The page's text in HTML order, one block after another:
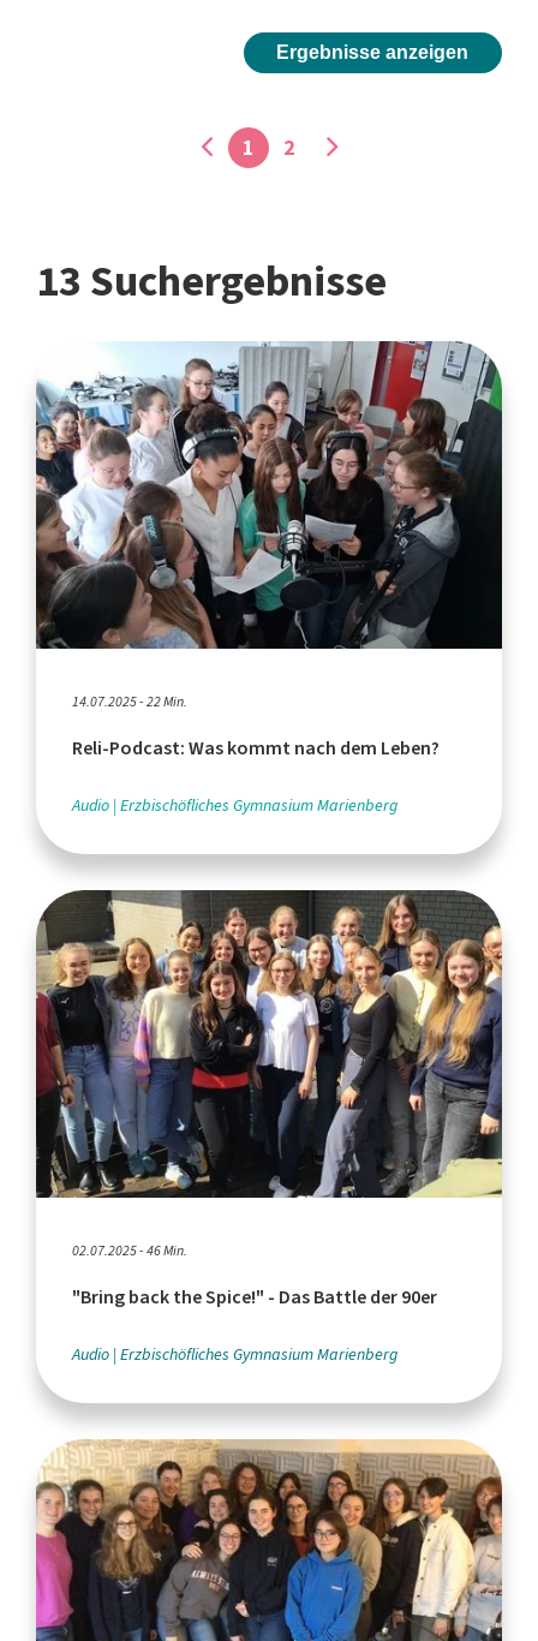
Ergebnisse anzeigen
1 2
13 Suchergebnisse
14.07.2025 - 22 Min.
Reli-Podcast: Was kommt nach dem Leben?
Audio Erzbischöfliches Gymnasium Marienberg
02.07.2025 - 46 Min.
"Bring back the Spice!" - Das Battle der 90er
Audio Erzbischöfliches Gymnasium Marienberg